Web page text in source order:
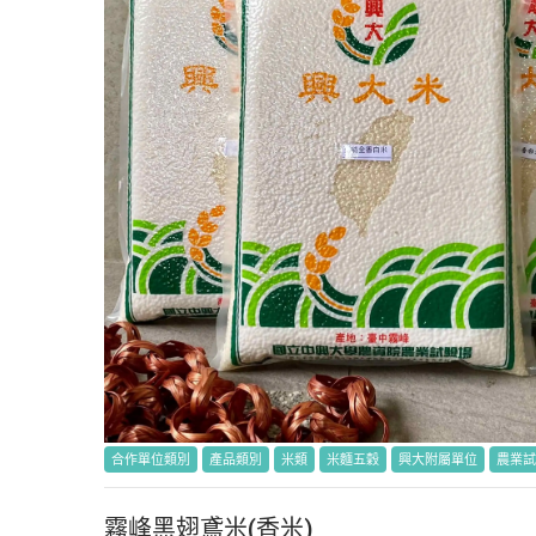
合作單位類別 產品類別 米類 米麵五穀 興大附屬單位 農業
霧峰黑翅鳶米(香米)